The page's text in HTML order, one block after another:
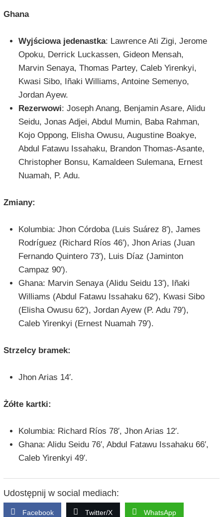
Ghana
Wyjściowa jedenastka: Lawrence Ati Zigi, Jerome
Opoku, Derrick Luckassen, Gideon Mensah,
Marvin Senaya, Thomas Partey, Caleb Yirenkyi,
Kwasi Sibo, Iñaki Williams, Antoine Semenyo,
Jordan Ayew.
Rezerwowi: Joseph Anang, Benjamin Asare, Alidu
Seidu, Jonas Adjei, Abdul Mumin, Baba Rahman,
Kojo Oppong, Elisha Owusu, Augustine Boakye,
Abdul Fatawu Issahaku, Brandon Thomas-Asante,
Christopher Bonsu, Kamaldeen Sulemana, Ernest
Nuamah, P. Adu.
Zmiany:
Kolumbia: Jhon Córdoba (Luis Suárez 8′), James
Rodríguez (Richard Ríos 46′), Jhon Arias (Juan
Fernando Quintero 73′), Luis Díaz (Jaminton
Campaz 90′).
Ghana: Marvin Senaya (Alidu Seidu 13′), Iñaki
Williams (Abdul Fatawu Issahaku 62′), Kwasi Sibo
(Elisha Owusu 62′), Jordan Ayew (P. Adu 79′),
Caleb Yirenkyi (Ernest Nuamah 79′).
Strzelcy bramek:
Jhon Arias 14′.
Żółte kartki:
Kolumbia: Richard Ríos 78′, Jhon Arias 12′.
Ghana: Alidu Seidu 76′, Abdul Fatawu Issahaku 66′,
Caleb Yirenkyi 49′.
Udostępnij w social mediach:
Facebook Twitter/X WhatsApp